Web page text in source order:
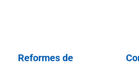
Reformes de